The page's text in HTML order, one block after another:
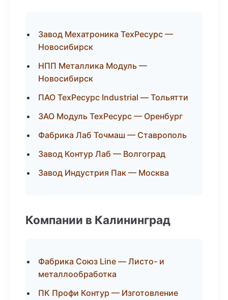
Завод Мехатроника ТехРесурс —
Новосибирск
НПП Металлика Модуль —
Новосибирск
ПАО ТехРесурс Industrial — Тольятти
ЗАО Модуль ТехРесурс — Оренбург
Фабрика Лаб Точмаш — Ставрополь
Завод Контур Лаб — Волгоград
Завод Индустрия Пак — Москва
Компании в Калининград
Фабрика Союз Line — Листо- и
металлообработка
ПК Профи Контур — Изготовление